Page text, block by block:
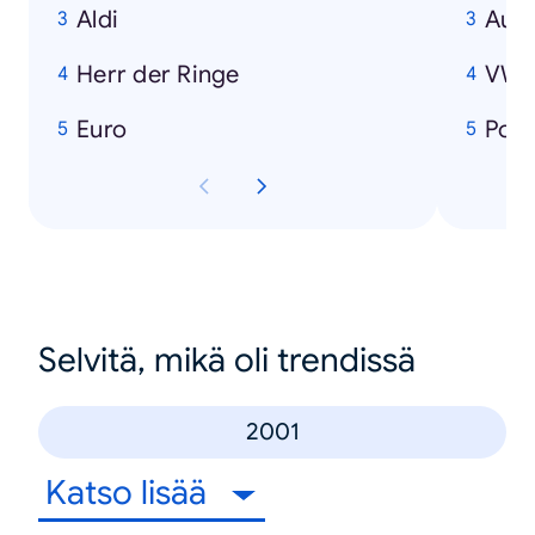
Aldi
Herr der Ringe
Euro
Audi
VW
Selvitä, mikä oli trendissä
2001
Katso lisää